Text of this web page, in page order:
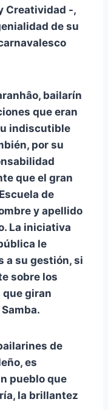
Creatividad -,
de su
bailarín
que eran
indiscutible
por su
que el gran
de
y apellido
La iniciativa
le
a su gestión, si
sobre los
giran
de
es
pueblo que
la brillantez